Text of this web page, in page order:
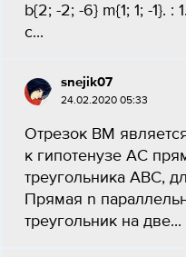
b{2; -2; -6} m{1; 1; -1}.
c...
snejik07
24.02.2020 05:33
Отрезок BM
к гипотенузе АС
треугольника АВС,
Прямая n
треугольник на две...